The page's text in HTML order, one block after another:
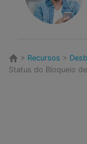
> Recursos >
Status do Bloqueio